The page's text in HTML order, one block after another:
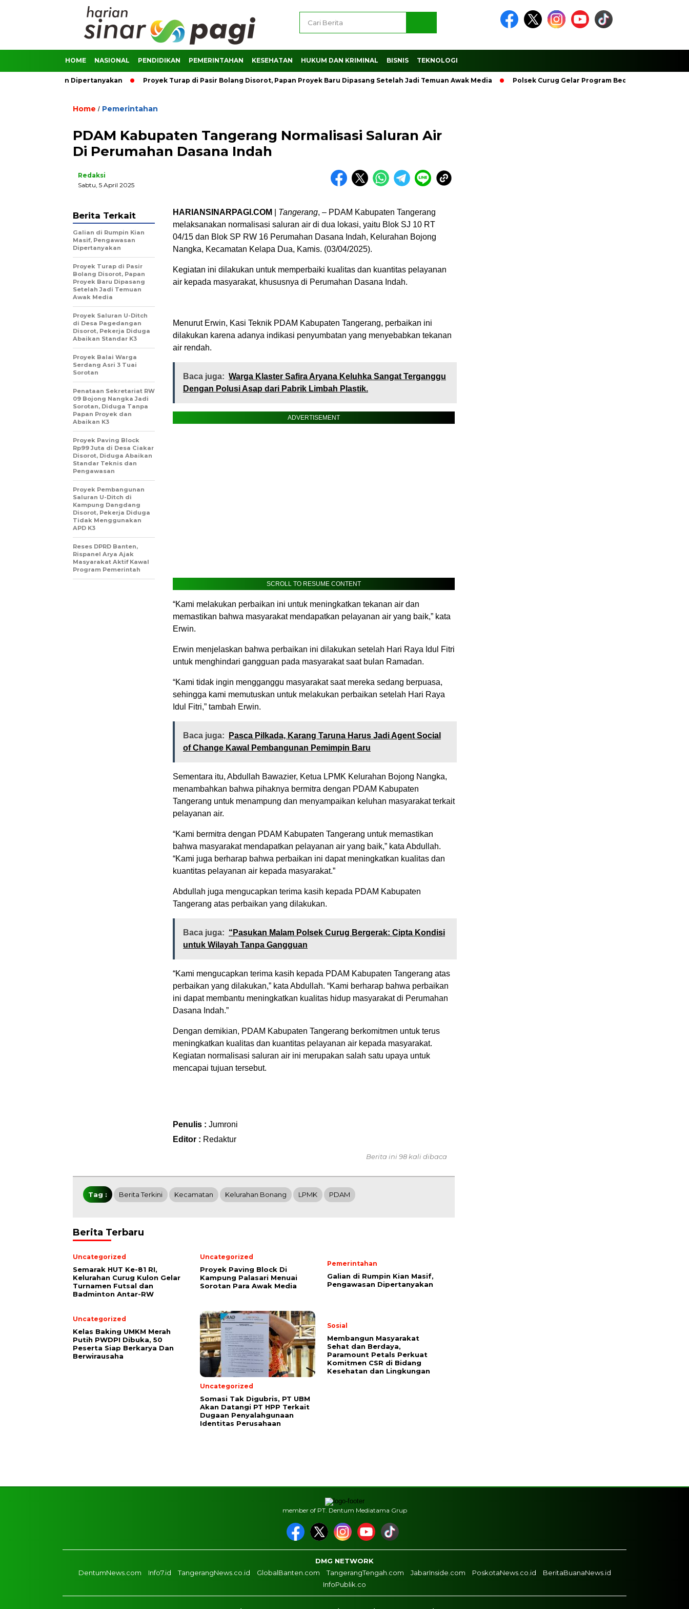
HOME NASIONAL PENDIDIKAN PEMERINTAHAN KESEHATAN HUKUM DAN KRIMINAL BISNIS TEKNOLOGI
Pengawasan Dipertanyakan Proyek Turap di Pasir Bolang Disorot, Papan Proyek Baru Dipasang Setelah Jadi Temuan Awak Media Polsek Curug Gelar Program Bedah Rumah
Home / Pemerintahan
PDAM Kabupaten Tangerang Normalisasi Saluran Air
Di Perumahan Dasana Indah
Redaksi
Sabtu, 5 April 2025
HARIANSINARPAGI.COM Tangerang, – PDAM Kabupaten Tangerang
melaksanakan normalisasi saluran air di dua lokasi, yaitu Blok SJ 10 RT
04/15 dan Blok SP RW 16 Perumahan Dasana Indah, Kelurahan Bojong
Nangka, Kecamatan Kelapa Dua, Kamis. (03/04/2025).
Kegiatan ini dilakukan untuk memperbaiki kualitas dan kuantitas pelayanan
air kepada masyarakat, khususnya di Perumahan Dasana Indah.
Menurut Erwin, Kasi Teknik PDAM Kabupaten Tangerang, perbaikan ini
dilakukan karena adanya indikasi penyumbatan yang menyebabkan tekanan
air rendah.
Baca juga: Warga Klaster Safira Aryana Keluhka Sangat Terganggu
Dengan Polusi Asap dari Pabrik Limbah Plastik.
ADVERTISEMENT
SCROLL TO RESUME CONTENT
“Kami melakukan perbaikan ini untuk meningkatkan tekanan air dan
memastikan bahwa masyarakat mendapatkan pelayanan air yang baik,” kata
Erwin.
Erwin menjelaskan bahwa perbaikan ini dilakukan setelah Hari Raya Idul Fitri
untuk menghindari gangguan pada masyarakat saat bulan Ramadan.
“Kami tidak ingin mengganggu masyarakat saat mereka sedang berpuasa,
sehingga kami memutuskan untuk melakukan perbaikan setelah Hari Raya
Idul Fitri,” tambah Erwin.
Baca juga:
Pasca Pilkada, Karang Taruna Harus Jadi Agent Social
of Change Kawal Pembangunan Pemimpin Baru
Sementara itu, Abdullah Bawazier, Ketua LPMK Kelurahan Bojong Nangka,
menambahkan bahwa pihaknya bermitra dengan PDAM Kabupaten
Tangerang untuk menampung dan menyampaikan keluhan masyarakat terkait
pelayanan air.
“Kami bermitra dengan PDAM Kabupaten Tangerang untuk memastikan
bahwa masyarakat mendapatkan pelayanan air yang baik,” kata Abdullah.
“Kami juga berharap bahwa perbaikan ini dapat meningkatkan kualitas dan
kuantitas pelayanan air kepada masyarakat.”
Abdullah juga mengucapkan terima kasih kepada PDAM Kabupaten
Tangerang atas perbaikan yang dilakukan.
Baca juga: “Pasukan Malam Polsek Curug Bergerak: Cipta Kondisi
untuk Wilayah Tanpa Gangguan
“Kami mengucapkan terima kasih kepada PDAM Kabupaten Tangerang atas
perbaikan yang dilakukan,” kata Abdullah. “Kami berharap bahwa perbaikan
ini dapat membantu meningkatkan kualitas hidup masyarakat di Perumahan
Dasana Indah.”
Dengan demikian, PDAM Kabupaten Tangerang berkomitmen untuk terus
meningkatkan kualitas dan kuantitas pelayanan air kepada masyarakat.
Kegiatan normalisasi saluran air ini merupakan salah satu upaya untuk
mencapai tujuan tersebut.
Penulis : Jumroni
Editor : Redaktur
Berita Terkait
Galian di Rumpin Kian
Masif, Pengawasan
Dipertanyakan
Proyek Turap di Pasir
Bolang Disorot, Papan
Proyek Baru Dipasang
Setelah Jadi Temuan
Awak Media
Proyek Saluran U-Ditch
di Desa Pagedangan
Disorot, Pekerja Diduga
Abaikan Standar K3
Proyek Balai Warga
Serdang Asri 3 Tuai
Sorotan
Penataan Sekretariat RW
09 Bojong Nangka Jadi
Sorotan, Diduga Tanpa
Papan Proyek dan
Abaikan K3
Proyek Paving Block
Rp99 Juta di Desa Ciakar
Disorot, Diduga Abaikan
Standar Teknis dan
Pengawasan
Proyek Pembangunan
Saluran U-Ditch di
Kampung Dangdang
Disorot, Pekerja Diduga
Tidak Menggunakan
APD K3
Reses DPRD Banten,
Rispanel Arya Ajak
Masyarakat Aktif Kawal
Program Pemerintah
Berita ini 98 kali dibaca
Tag : Berita Terkini Kecamatan Kelurahan Bonang LPMK PDAM
Berita Terbaru
Uncategorized
Semarak HUT Ke-81 RI,
Kelurahan Curug Kulon Gelar
Turnamen Futsal dan
Badminton Antar-RW
Uncategorized
Proyek Paving Block Di
Kampung Palasari Menuai
Sorotan Para Awak Media
Pemerintahan
Galian di Rumpin Kian Masif,
Pengawasan Dipertanyakan
Uncategorized
Kelas Baking UMKM Merah
Putih PWDPI Dibuka, 50
Peserta Siap Berkarya Dan
Berwirausaha
Uncategorized
Somasi Tak Digubris, PT UBM
Akan Datangi PT HPP Terkait
Dugaan Penyalahgunaan
Identitas Perusahaan
Sosial
Membangun Masyarakat
Sehat dan Berdaya,
Paramount Petals Perkuat
Komitmen CSR di Bidang
Kesehatan dan Lingkungan
member of PT. Dentum Mediatama Grup
DMG NETWORK
DentumNews.com
Info7.id TangerangNews.co.id GlobalBanten.com TangerangTengah.com JabarInside.com PoskotaNews.co.id
BeritaBuanaNews.id
InfoPublik.co